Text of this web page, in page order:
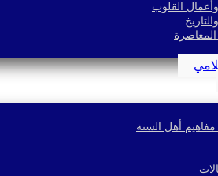
القلوب
أهل السنة